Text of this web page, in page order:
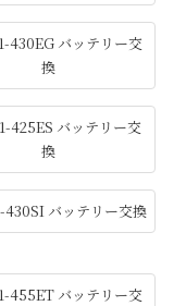
430EG バッテリー交
換
425ES バッテリー交
換
430SI バッテリー交換
455ET バッテリー交